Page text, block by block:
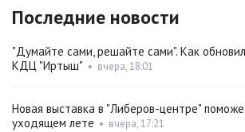
Последние новости
"Думайте сами, решайте сами". Как
КДЦ "Иртыш" • вчера, 18:01
Новая выставка в "Либеров-центре"
уходящем лете • вчера, 17:21